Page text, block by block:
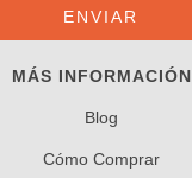
MÁS INFORMACIÓN
Blog
Cómo Comprar